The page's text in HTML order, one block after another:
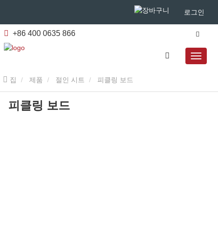
로그인
+86 400 0635 866
집 제품 절인 시트 피클링 보드
피클링 보드